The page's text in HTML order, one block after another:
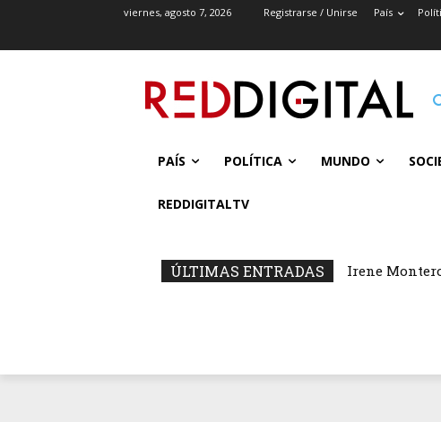
viernes, agosto 7, 2026 Registrarse / Unirse País
PAÍS POLÍTICA MUNDO
REDDIGITALTV
ÚLTIMAS ENTRADAS Irene